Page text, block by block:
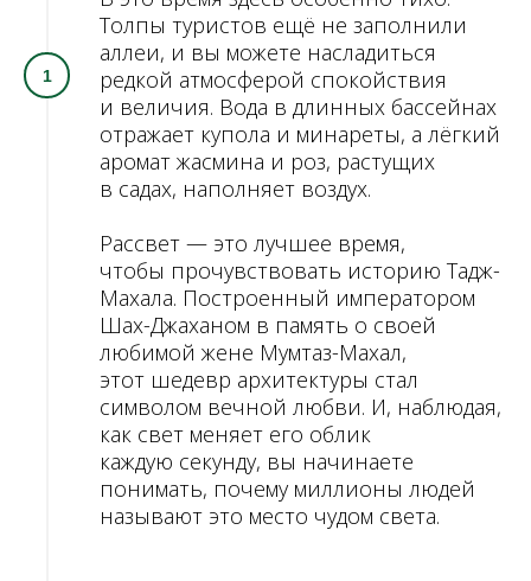
Толпы туристов ещё не заполнили
аллеи, и вы можете насладиться
редкой атмосферой спокойствия
и величия. Вода в длинных бассейнах
отражает купола и минареты, а лёгкий
аромат жасмина и роз, растущих
в садах, наполняет воздух.
Рассвет — это лучшее время,
чтобы прочувствовать историю Тадж-
Махала. Построенный императором
Шах-Джаханом в память о своей
любимой жене Мумтаз-Махал,
этот шедевр архитектуры стал
символом вечной любви. И, наблюдая,
как свет меняет его облик
каждую секунду, вы начинаете
понимать, почему миллионы людей
называют это место чудом света.